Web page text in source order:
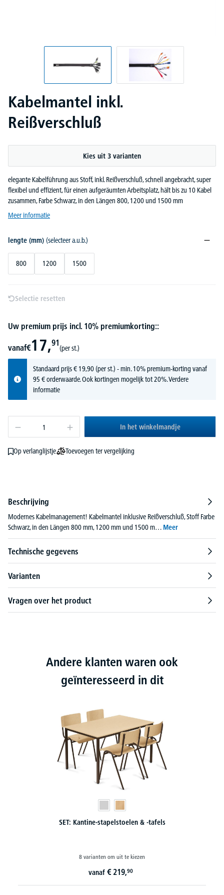
Kabelmantel inkl.
Reißverschluß
Kies uit 3 varianten
elegante Kabelführung aus Stoff, inkl. Reißverschluß, schnell angebracht, super
flexibel und effizient, für einen aufgeräumten Arbeitsplatz, hält bis zu 10 Kabel
zusammen, Farbe Schwarz, in den Längen 800, 1200 und 1500 mm
Meer informatie
lengte (mm) (selecteer a.u.b.)
800 1200 1500
Selectie resetten
Uw premium prijs incl. 10% premiumkorting::
vanaf€17,91
(per st.)
Standaard prijs€ 19,90(per st.) - min. 10% premium-korting vanaf
95 € orderwaarde. Ook kortingen mogelijk tot 20%.Verdere
informatie
In het winkelmandje
Op verlanglijstje Toevoegen ter vergelijking
Beschrijving
Modernes Kabelmanagement! Kabelmantel inklusive Reißverschluß, Stoff Farbe
Schwarz, in den Längen 800 mm, 1200 mm und 1500 m… Meer
Technische gegevens
Varianten
Vragen over het product
Andere klanten waren ook
geïnteresseerd in dit
SET: Kantine-stapelstoelen & -tafels
8 varianten om uit te kiezen
vanaf € 219,90